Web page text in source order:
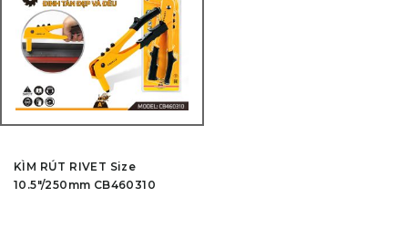
KÌM RÚT RIVET Size
10.5″/250mm CB460310